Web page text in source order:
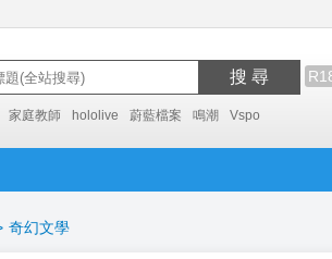
搜 尋
家庭教師 hololive 蔚藍檔案 鳴潮 Vspo
奇幻文學